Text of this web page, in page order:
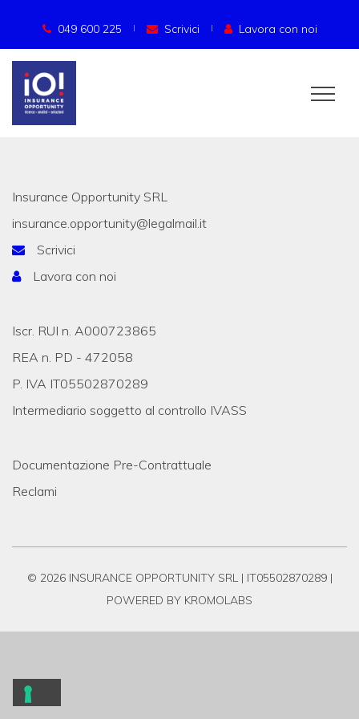
049 600 225 Scrivici Lavora con noi
Insurance Opportunity SRL
insurance.opportunity@legalmail.it
Scrivici
Lavora con noi
Iscr. RUI n. A000723865
REA n. PD - 472058
P. IVA IT05502870289
Intermediario soggetto al controllo IVASS
Documentazione Pre-Contrattuale
Reclami
© 2026 INSURANCE OPPORTUNITY SRL | IT05502870289 |
POWERED BY KROMOLABS